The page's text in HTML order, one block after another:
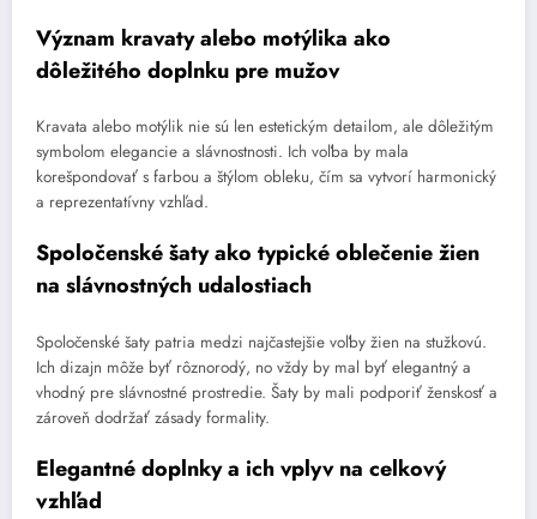
Význam kravaty alebo motýlika ako
dôležitého doplnku pre mužov
Kravata alebo motýlik nie sú len estetickým detailom, ale dôležitým
symbolom elegancie a slávnostnosti. Ich voľba by mala
korešpondovať s farbou a štýlom obleku, čím sa vytvorí harmonický
a reprezentatívny vzhľad.
Spoločenské šaty ako typické oblečenie žien
na slávnostných udalostiach
Spoločenské šaty patria medzi najčastejšie voľby žien na stužkovú.
Ich dizajn môže byť rôznorodý, no vždy by mal byť elegantný a
vhodný pre slávnostné prostredie. Šaty by mali podporiť ženskosť a
zároveň dodržať zásady formality.
Elegantné doplnky a ich vplyv na celkový
vzhľad